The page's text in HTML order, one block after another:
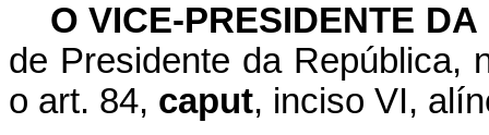
O VICE-PRESIDENTE
de Presidente da República,
o art. 84, caput, inciso VI,